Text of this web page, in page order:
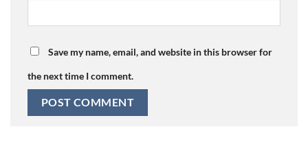
Save my name, email, and website in this browser for
the next time I comment.